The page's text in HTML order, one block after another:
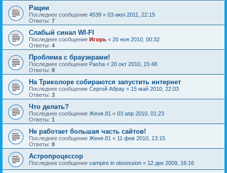
Рации
Последнее сообщение 4539 « 03 июл 2011, 22:15
Ответы: 7
Слабый синал WI-FI
Последнее сообщение Игорь « 20 ноя 2010, 00:32
Ответы: 4
Проблема с браузерами!
Последнее сообщение Pasha « 20 окт 2010, 15:48
Ответы: 8
На Триколоре собираются запустить интернет
Последнее сообщение Сергей Абрау « 15 май 2010, 22:03
Ответы: 3
Что делать?
Последнее сообщение Женя.81 « 03 апр 2010, 01:23
Ответы: 1
Не работает большая часть сайтов!
Последнее сообщение Женя.81 « 11 фев 2010, 13:15
Ответы: 8
Астропроцессор
Последнее сообщение vampire in obsession « 12 дек 2009, 16:16